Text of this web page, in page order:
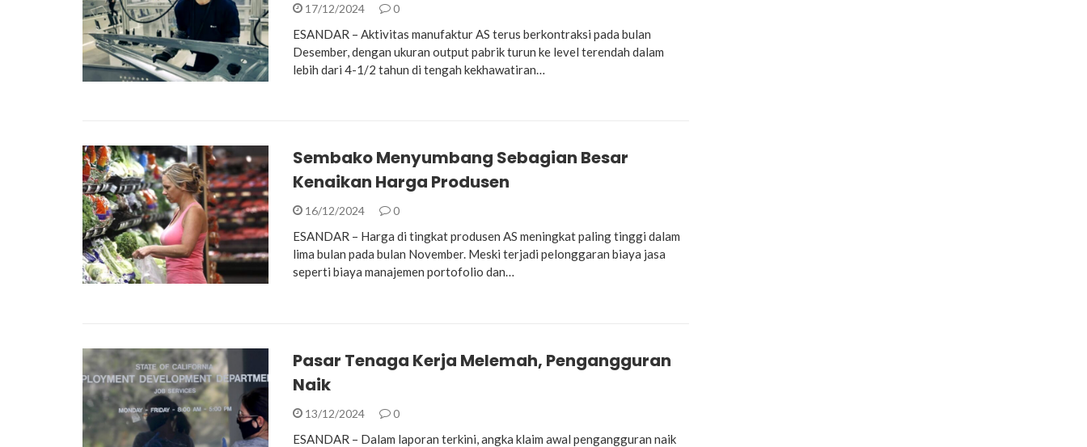
17/12/2024 0
ESANDAR – Aktivitas manufaktur AS terus berkontraksi pada bulan
Desember, dengan ukuran output pabrik turun ke level terendah dalam
lebih dari 4-1/2 tahun di tengah kekhawatiran…
Sembako Menyumbang Sebagian Besar
Kenaikan Harga Produsen
16/12/2024 0
ESANDAR – Harga di tingkat produsen AS meningkat paling tinggi dalam
lima bulan pada bulan November. Meski terjadi pelonggaran biaya jasa
seperti biaya manajemen portofolio dan…
Pasar Tenaga Kerja Melemah, Pengangguran
Naik
13/12/2024 0
ESANDAR – Dalam laporan terkini, angka klaim awal pengangguran naik